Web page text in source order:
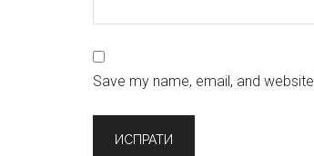
Save my name, email, and